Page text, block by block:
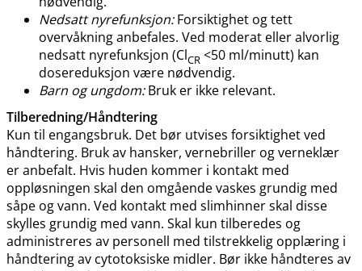
Nedsatt nyrefunksjon:Forsiktighet og tett
overvåkning anbefales. Ved moderat eller alvorlig
nedsatt nyrefunksjon (ClCR <50 ml​​/​​minutt) kan
dosereduksjon være nødvendig.
Barn og ungdom:Bruk er ikke relevant.
Tilberedning​/​Håndtering
Kun til engangsbruk. Det bør utvises forsiktighet ved
håndtering. Bruk av hansker, vernebriller og verneklær
er anbefalt. Hvis huden kommer i kontakt med
oppløsningen skal den omgående vaskes grundig med
såpe og vann. Ved kontakt med slimhinner skal disse
skylles grundig med vann. Skal kun tilberedes og
administreres av personell med tilstrekkelig opplæring i
håndtering av cytotoksiske midler. Bør ikke håndteres av